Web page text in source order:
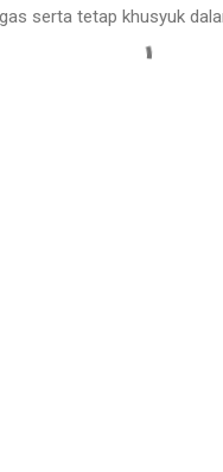
serta tetap khusyuk